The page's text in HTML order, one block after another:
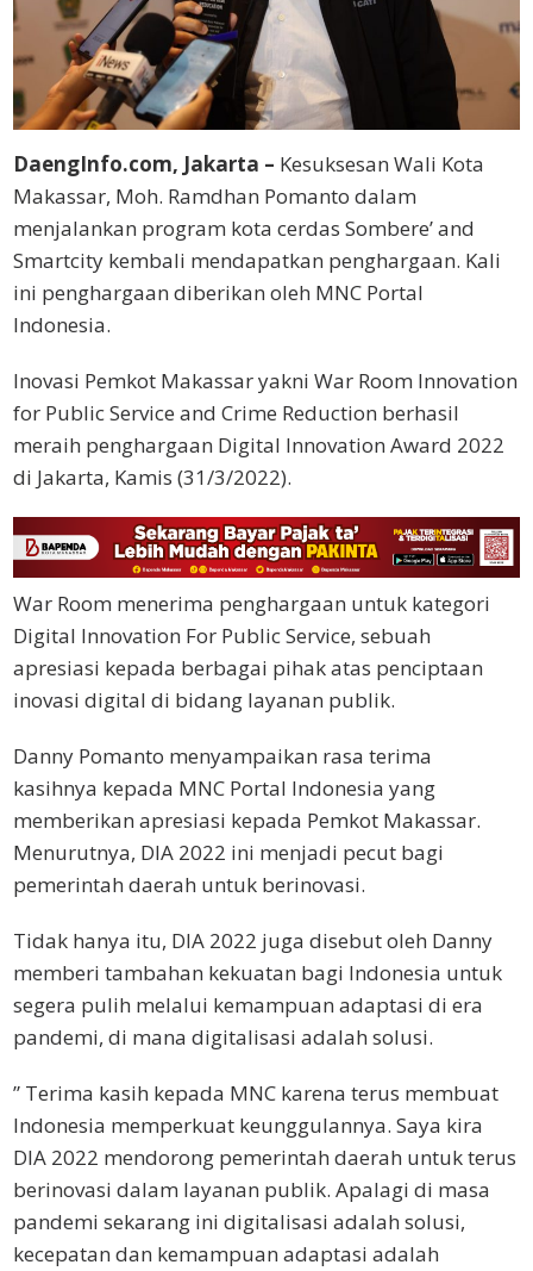
DaengInfo.com, Jakarta – Kesuksesan Wali Kota
Makassar, Moh. Ramdhan Pomanto dalam
menjalankan program kota cerdas Sombere’ and
Smartcity kembali mendapatkan penghargaan. Kali
ini penghargaan diberikan oleh MNC Portal
Indonesia.
Inovasi Pemkot Makassar yakni War Room Innovation
for Public Service and Crime Reduction berhasil
meraih penghargaan Digital Innovation Award 2022
di Jakarta, Kamis (31/3/2022).
War Room menerima penghargaan untuk kategori
Digital Innovation For Public Service, sebuah
apresiasi kepada berbagai pihak atas penciptaan
inovasi digital di bidang layanan publik.
Danny Pomanto menyampaikan rasa terima
kasihnya kepada MNC Portal Indonesia yang
memberikan apresiasi kepada Pemkot Makassar.
Menurutnya, DIA 2022 ini menjadi pecut bagi
pemerintah daerah untuk berinovasi.
Tidak hanya itu, DIA 2022 juga disebut oleh Danny
memberi tambahan kekuatan bagi Indonesia untuk
segera pulih melalui kemampuan adaptasi di era
pandemi, di mana digitalisasi adalah solusi.
” Terima kasih kepada MNC karena terus membuat
Indonesia memperkuat keunggulannya. Saya kira
DIA 2022 mendorong pemerintah daerah untuk terus
berinovasi dalam layanan publik. Apalagi di masa
pandemi sekarang ini digitalisasi adalah solusi,
kecepatan dan kemampuan adaptasi adalah